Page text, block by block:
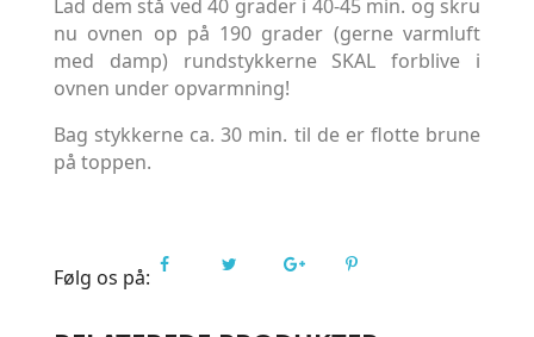
Lad dem stå ved 40 grader i 40-45 min. og skru
nu ovnen op på 190 grader (gerne varmluft
med damp) rundstykkerne SKAL forblive i
ovnen under opvarmning!
Bag stykkerne ca. 30 min. til de er flotte brune
på toppen.
Følg os på: